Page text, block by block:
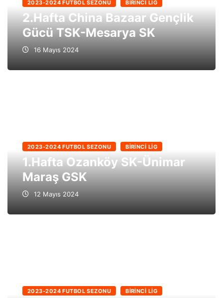
2023-2024 FUTBOL SEZONU BIRINCI LIG
2.Hafta China Bazaar Gençlik
Gücü TSK-Mesarya SK
16 Mayıs 2024
2023-2024 FUTBOL SEZONU BIRINCI LIG
1.Hafta Ozanköy SK-Ünimar
Maraş GSK
12 Mayıs 2024
2023-2024 FUTBOL SEZONU BIRINCI LIG